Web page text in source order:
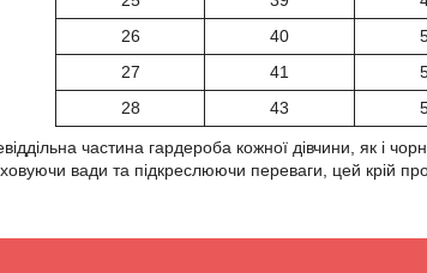
26
40
27
41
28
43
частина гардероба кожної дівчини, як і
вади та підкреслюючи переваги, цей крій